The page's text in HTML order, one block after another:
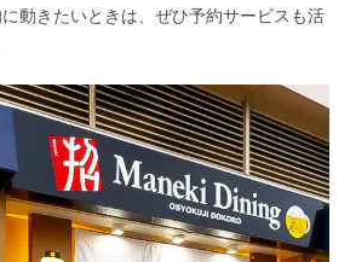
動きたいときは、ぜひ予約サービスも活